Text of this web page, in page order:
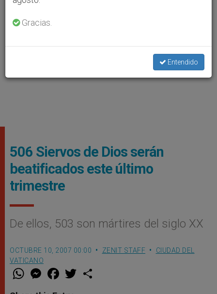
506 Siervos de Dios serán
beatificados este último
trimestre
De ellos, 503 son mártires del siglo XX
OCTUBRE 10, 2007 00:00 ZENIT STAFF
CIUDAD DEL
VATICANO
W M
e
F
a w
Gracias.
Entendido